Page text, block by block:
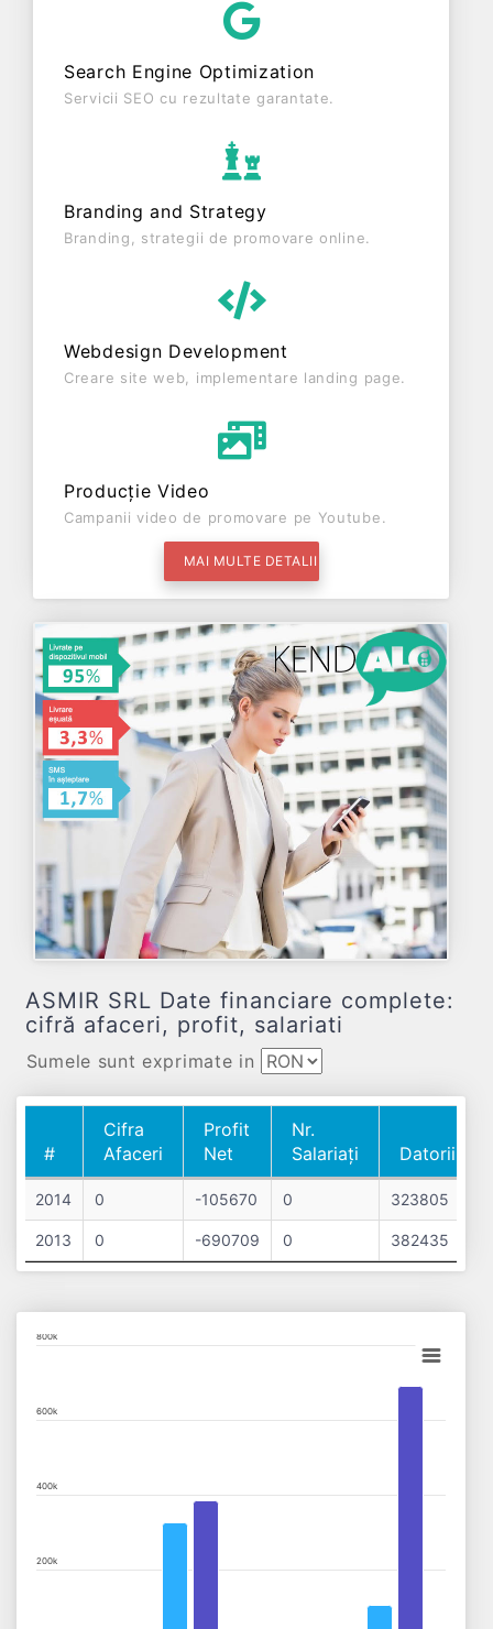
entitate inactiva din punct de vedere fiscal si are
TVA.
Search Engine Optimization
Servicii SEO cu rezultate garantate.
Branding and Strategy
Branding, strategii de promovare online.
Webdesign Development
Creare site web, implementare landing page.
Producție Video
Campanii video de promovare pe Youtube.
MAI MULTE DETALII
ASMIR SRL Date financiare complete:
cifră afaceri, profit, salariati
Sumele sunt exprimate in
#
Cifra
Afaceri
Profit
Net
Nr.
Salariați
Datorii
#
Afaceri
Profit
Net
Salariați
Datorii
2014 0 -105670 0 323805
2013 0 -690709 0 382435
Chart
View as data table, Chart
200k
400k
600k
800k